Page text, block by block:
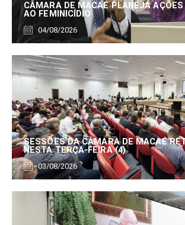
CÂMARA DE MACAÉ PLANEJA AÇÕES
AO FEMINICÍDIO
04/08/2026
SESSÕES DA CÂMARA DE MACAÉ
NESTA TERÇA-FEIRA (4)
03/08/2026